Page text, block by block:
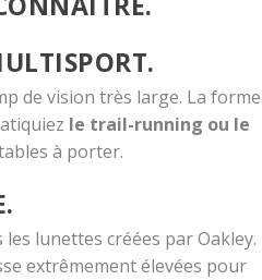
de vision très large. La forme
le trail-running ou le
à porter.
lunettes créées par Oakley.
extrêmement élevées pour